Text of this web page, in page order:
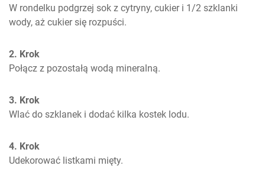
W rondelku podgrzej sok z cytryny, cukier i 1/2 szklanki
wody, aż cukier się rozpuści.
2. Krok
Połącz z pozostałą wodą mineralną.
3. Krok
Wlać do szklanek i dodać kilka kostek lodu.
4. Krok
Udekorować listkami mięty.